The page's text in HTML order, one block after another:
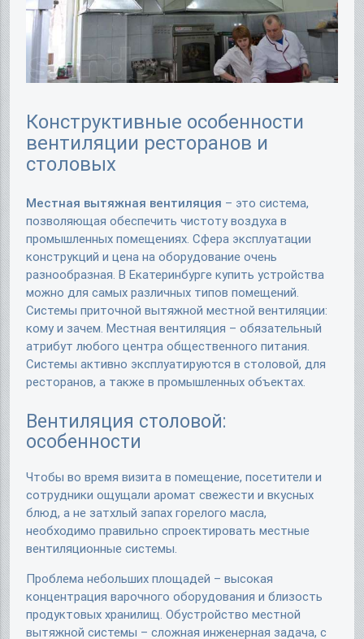
Конструктивные особенности
вентиляции ресторанов и
столовых
Местная вытяжная вентиляция – это система,
позволяющая обеспечить чистоту воздуха в
промышленных помещениях. Сфера эксплуатации
конструкций и цена на оборудование очень
разнообразная. В Екатеринбурге купить устройства
можно для самых различных типов помещений.
Системы приточной вытяжной местной вентиляции:
кому и зачем. Местная вентиляция – обязательный
атрибут любого центра общественного питания.
Системы активно эксплуатируются в столовой, для
ресторанов, а также в промышленных объектах.
Вентиляция столовой:
особенности
Чтобы во время визита в помещение, посетители и
сотрудники ощущали аромат свежести и вкусных
блюд, а не затхлый запах горелого масла,
необходимо правильно спроектировать местные
вентиляционные системы.
Проблема небольших площадей – высокая
концентрация варочного оборудования и близость
продуктовых хранилищ. Обустройство местной
вытяжной системы – сложная инженерная задача, с